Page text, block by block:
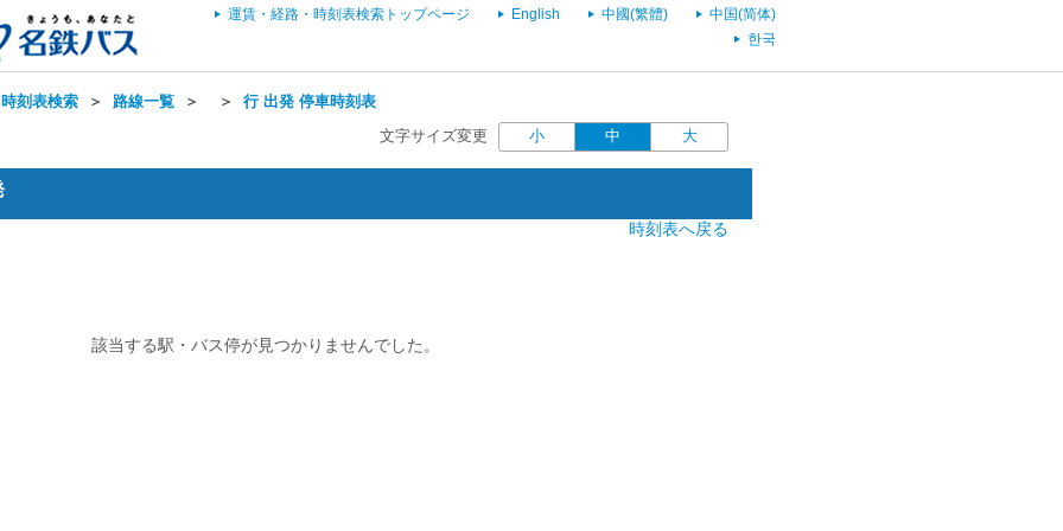
運賃・経路・時刻表検索トップページ English 中國(繁體)
中国(简体)
한국
刻表検索 ＞ 路線一覧 ＞ ＞ 行 出発 停車時刻表
文字サイズ変更 小 中 大
時刻表へ戻る
該当する駅・バス停が見つかりませんでした。